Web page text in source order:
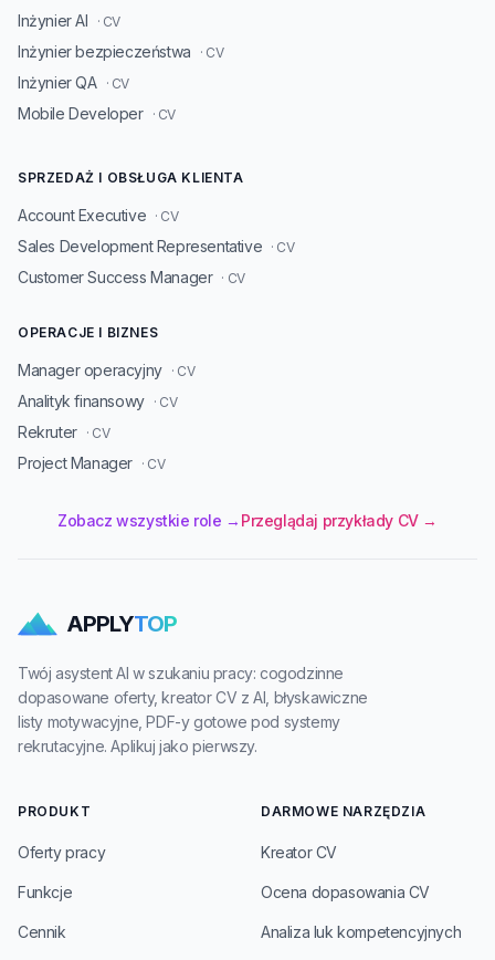
Inżynier AI · CV
Inżynier bezpieczeństwa · CV
Inżynier QA · CV
Mobile Developer · CV
SPRZEDAŻ I OBSŁUGA KLIENTA
Account Executive · CV
Sales Development Representative · CV
Customer Success Manager · CV
OPERACJE I BIZNES
Manager operacyjny · CV
Analityk finansowy · CV
Rekruter · CV
Project Manager · CV
Zobacz wszystkie role → Przeglądaj przykłady CV →
APPLYTOP
Twój asystent AI w szukaniu pracy: cogodzinne
dopasowane oferty, kreator CV z AI, błyskawiczne
listy motywacyjne, PDF-y gotowe pod systemy
rekrutacyjne. Aplikuj jako pierwszy.
PRODUKT
Oferty pracy
Funkcje
Cennik
DARMOWE NARZĘDZIA
Kreator CV
Ocena dopasowania CV
Analiza luk kompetencyjnych